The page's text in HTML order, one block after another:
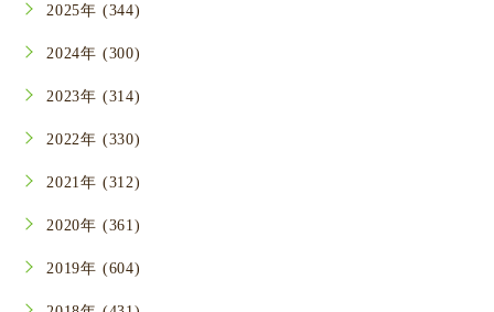
2025年 (344)
2024年 (300)
2023年 (314)
2022年 (330)
2021年 (312)
2020年 (361)
2019年 (604)